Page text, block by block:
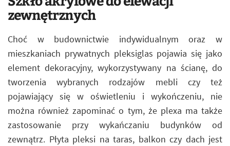
zewnętrznych
Choć w budownictwie indywidualnym oraz w
mieszkaniach prywatnych pleksiglas pojawia się jako
element dekoracyjny, wykorzystywany na ścianę, do
tworzenia wybranych rodzajów mebli czy też
pojawiający się w oświetleniu i wykończeniu, nie
można również zapominać o tym, że plexa ma także
zastosowanie przy wykańczaniu budynków od
zewnątrz. Płyta pleksi na taras, balkon czy dach jest